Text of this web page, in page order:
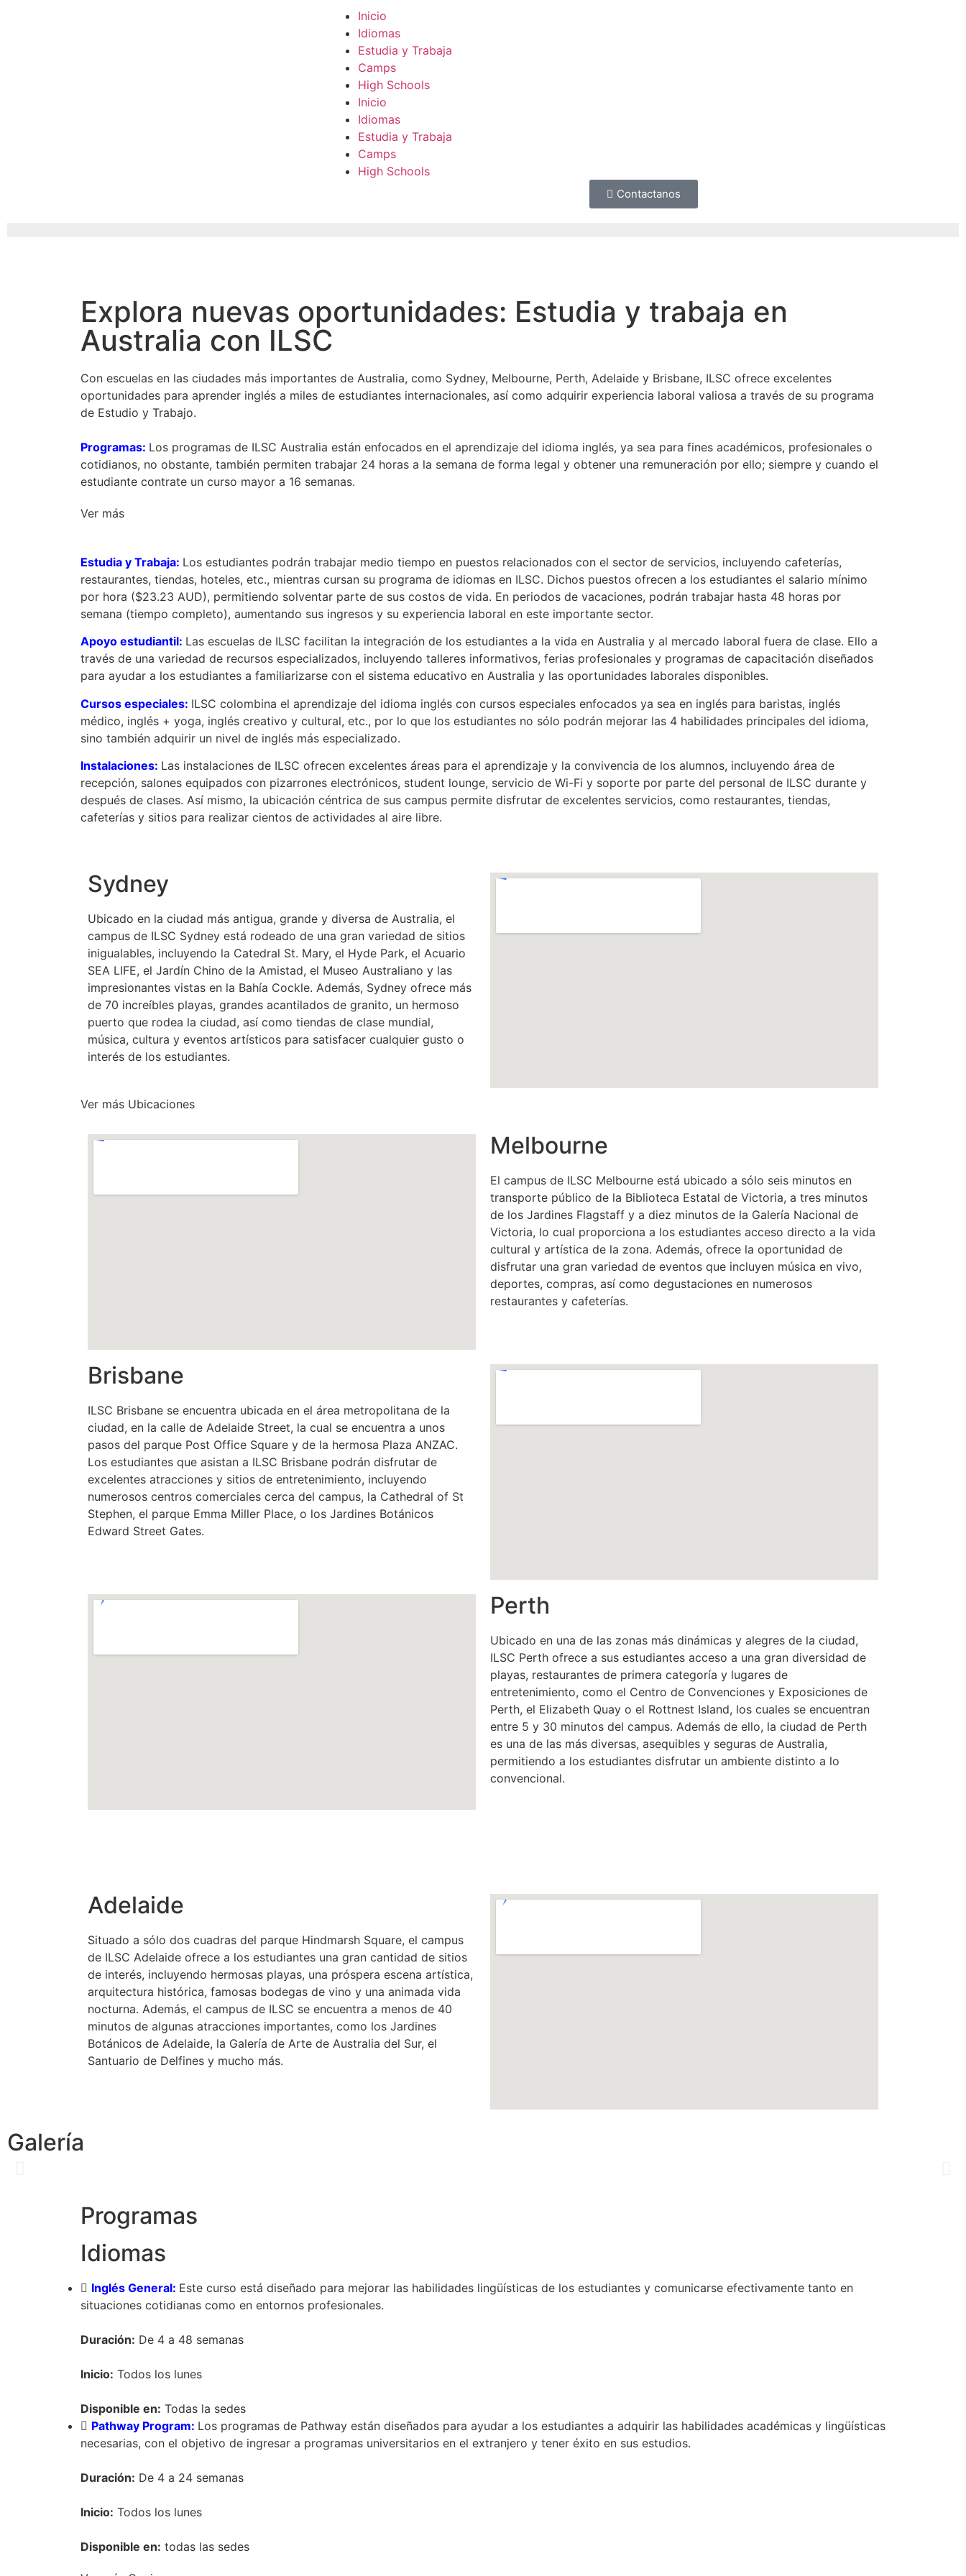
Inicio
Idiomas
Estudia y Trabaja
Camps
High Schools
Inicio
Idiomas
Estudia y Trabaja
Camps
High Schools
Contactanos
Explora nuevas oportunidades: Estudia y trabaja en
Australia con ILSC
Con escuelas en las ciudades más importantes de Australia, como Sydney, Melbourne, Perth, Adelaide y Brisbane, ILSC ofrece excelentes
oportunidades para aprender inglés a miles de estudiantes internacionales, así como adquirir experiencia laboral valiosa a través de su programa
de Estudio y Trabajo.
Programas: Los programas de ILSC Australia están enfocados en el aprendizaje del idioma inglés, ya sea para fines académicos, profesionales o
cotidianos, no obstante, también permiten trabajar 24 horas a la semana de forma legal y obtener una remuneración por ello; siempre y cuando el
estudiante contrate un curso mayor a 16 semanas.
Ver más
Estudia y Trabaja: Los estudiantes podrán trabajar medio tiempo en puestos relacionados con el sector de servicios, incluyendo cafeterías,
restaurantes, tiendas, hoteles, etc., mientras cursan su programa de idiomas en ILSC. Dichos puestos ofrecen a los estudiantes el salario mínimo
por hora ($23.23 AUD), permitiendo solventar parte de sus costos de vida. En periodos de vacaciones, podrán trabajar hasta 48 horas por
semana (tiempo completo), aumentando sus ingresos y su experiencia laboral en este importante sector.
Apoyo estudiantil: Las escuelas de ILSC facilitan la integración de los estudiantes a la vida en Australia y al mercado laboral fuera de clase. Ello a
través de una variedad de recursos especializados, incluyendo talleres informativos, ferias profesionales y programas de capacitación diseñados
para ayudar a los estudiantes a familiarizarse con el sistema educativo en Australia y las oportunidades laborales disponibles.
Cursos especiales: ILSC colombina el aprendizaje del idioma inglés con cursos especiales enfocados ya sea en inglés para baristas, inglés
médico, inglés + yoga, inglés creativo y cultural, etc., por lo que los estudiantes no sólo podrán mejorar las 4 habilidades principales del idioma,
sino también adquirir un nivel de inglés más especializado.
Instalaciones: Las instalaciones de ILSC ofrecen excelentes áreas para el aprendizaje y la convivencia de los alumnos, incluyendo área de
recepción, salones equipados con pizarrones electrónicos, student lounge, servicio de Wi-Fi y soporte por parte del personal de ILSC durante y
después de clases. Así mismo, la ubicación céntrica de sus campus permite disfrutar de excelentes servicios, como restaurantes, tiendas,
cafeterías y sitios para realizar cientos de actividades al aire libre.
Sydney
Ubicado en la ciudad más antigua, grande y diversa de Australia, el
campus de ILSC Sydney está rodeado de una gran variedad de sitios
inigualables, incluyendo la Catedral St. Mary, el Hyde Park, el Acuario
SEA LIFE, el Jardín Chino de la Amistad, el Museo Australiano y las
impresionantes vistas en la Bahía Cockle. Además, Sydney ofrece más
de 70 increíbles playas, grandes acantilados de granito, un hermoso
puerto que rodea la ciudad, así como tiendas de clase mundial,
música, cultura y eventos artísticos para satisfacer cualquier gusto o
interés de los estudiantes.
Ver más Ubicaciones
Melbourne
El campus de ILSC Melbourne está ubicado a sólo seis minutos en
transporte público de la Biblioteca Estatal de Victoria, a tres minutos
de los Jardines Flagstaff y a diez minutos de la Galería Nacional de
Victoria, lo cual proporciona a los estudiantes acceso directo a la vida
cultural y artística de la zona. Además, ofrece la oportunidad de
disfrutar una gran variedad de eventos que incluyen música en vivo,
deportes, compras, así como degustaciones en numerosos
restaurantes y cafeterías.
Brisbane
ILSC Brisbane se encuentra ubicada en el área metropolitana de la
ciudad, en la calle de Adelaide Street, la cual se encuentra a unos
pasos del parque Post Office Square y de la hermosa Plaza ANZAC.
Los estudiantes que asistan a ILSC Brisbane podrán disfrutar de
excelentes atracciones y sitios de entretenimiento, incluyendo
numerosos centros comerciales cerca del campus, la Cathedral of St
Stephen, el parque Emma Miller Place, o los Jardines Botánicos
Edward Street Gates.
Perth
Ubicado en una de las zonas más dinámicas y alegres de la ciudad,
ILSC Perth ofrece a sus estudiantes acceso a una gran diversidad de
playas, restaurantes de primera categoría y lugares de
entretenimiento, como el Centro de Convenciones y Exposiciones de
Perth, el Elizabeth Quay o el Rottnest Island, los cuales se encuentran
entre 5 y 30 minutos del campus. Además de ello, la ciudad de Perth
es una de las más diversas, asequibles y seguras de Australia,
permitiendo a los estudiantes disfrutar un ambiente distinto a lo
convencional.
Adelaide
Situado a sólo dos cuadras del parque Hindmarsh Square, el campus
de ILSC Adelaide ofrece a los estudiantes una gran cantidad de sitios
de interés, incluyendo hermosas playas, una próspera escena artística,
arquitectura histórica, famosas bodegas de vino y una animada vida
nocturna. Además, el campus de ILSC se encuentra a menos de 40
minutos de algunas atracciones importantes, como los Jardines
Botánicos de Adelaide, la Galería de Arte de Australia del Sur, el
Santuario de Delfines y mucho más.
Galería
Programas
Idiomas
Inglés General: Este curso está diseñado para mejorar las habilidades lingüísticas de los estudiantes y comunicarse efectivamente tanto en
situaciones cotidianas como en entornos profesionales.
Duración: De 4 a 48 semanas
Inicio: Todos los lunes
Disponible en: Todas la sedes
Pathway Program: Los programas de Pathway están diseñados para ayudar a los estudiantes a adquirir las habilidades académicas y lingüísticas
necesarias, con el objetivo de ingresar a programas universitarios en el extranjero y tener éxito en sus estudios.
Duración: De 4 a 24 semanas
Inicio: Todos los lunes
Disponible en: todas las sedes